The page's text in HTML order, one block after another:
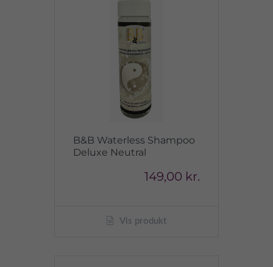
B&B Waterless Shampoo
Deluxe Neutral
149,00 kr.
Vis produkt